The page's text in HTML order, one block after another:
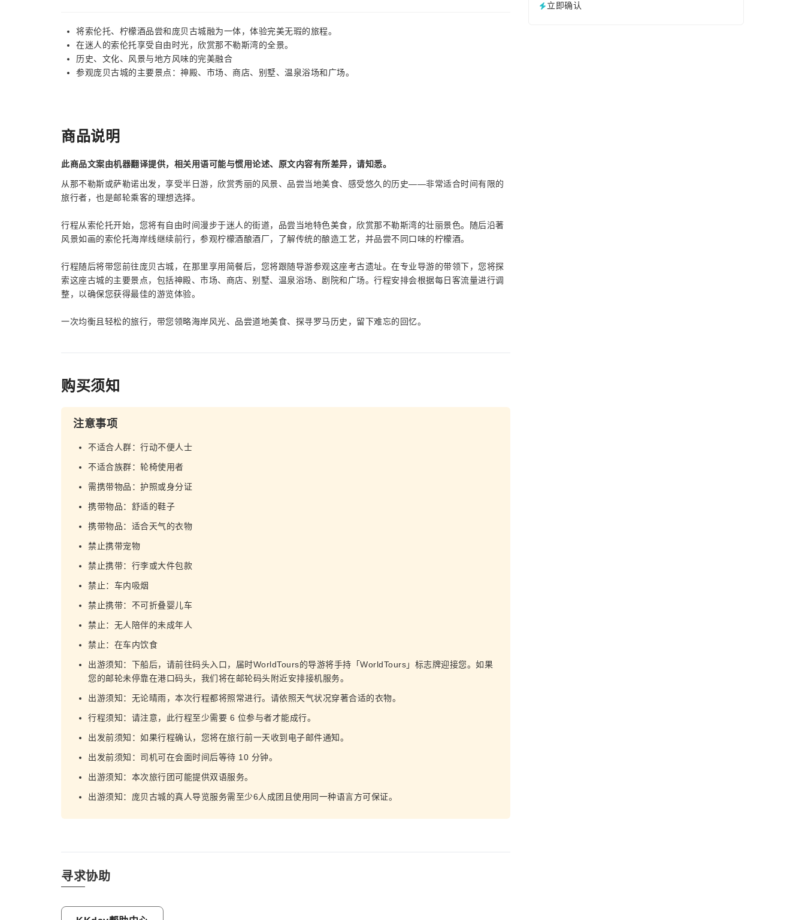
将索伦托、柠檬酒品尝和庞贝古城融为一体，体验完美无瑕的旅程。
在迷人的索伦托享受自由时光，欣赏那不勒斯湾的全景。
历史、文化、风景与地方风味的完美融合
参观庞贝古城的主要景点：神殿、市场、商店、别墅、温泉浴场和广场。
立即确认
商品说明
此商品文案由机器翻译提供，相关用语可能与惯用论述、原文内容有所差异，请知悉。
从那不勒斯或萨勒诺出发，享受半​​日游，欣赏秀丽的风景、品尝当地美食、感受悠久的历史——非常适合时间有限的
旅行者，也是邮轮乘客的理想选择。
行程从索伦托开始，您将有自由时间漫步于迷人的街道，品尝当地特色美食，欣赏那不勒斯湾的壮丽景色。随后沿著
风景如画的索伦托海岸线继续前行，参观柠檬酒酿酒厂，了解传统的酿造工艺，并品尝不同口味的柠檬酒。
行程随后将带您前往庞贝古城，在那里享用简餐后，您将跟随导游参观这座考古遗址。在专业导游的带领下，您将探
索这座古城的主要景点，包括神殿、市场、商店、别墅、温泉浴场、剧院和广场。行程安排会根据每日客流量进行调
整，以确保您获得最佳的游览体验。
一次均衡且轻松的旅行，带您领略海岸风光、品尝道地美食、探寻罗马历史，留下难忘的回忆。
购买须知
注意事项
不适合人群：行动不便人士
不适合族群：轮椅使用者
需携带物品：护照或身分证
携带物品：舒适的鞋子
携带物品：适合天气的衣物
禁止携带宠物
禁止携带：行李或大件包款
禁止：车内吸烟
禁止携带：不可折叠婴儿车
禁止：无人陪伴的未成年人
禁止：在车内饮食
出游须知：下船后，请前往码头入口，届时WorldTours的导游将手持「WorldTours」标志牌迎接您。如果
您的邮轮未停靠在港口码头，我们将在邮轮码头附近安排接机服务。
出游须知：无论晴雨，本次行程都将照常进行。请依照天气状况穿著合适的衣物。
行程须知：请注意，此行程至少需要 6 位参与者才能成行。
出发前须知：如果行程确认，您将在旅行前一天收到电子邮件通知。
出发前须知：司机可在会面时间后等待 10 分钟。
出游须知：本次旅行团可能提供双语服务。
出游须知：庞贝古城的真人导览服务需至少6人成团且使用同一种语言方可保证。
寻求协助